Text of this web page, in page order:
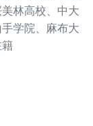
林高校、中大
学院、麻布大
籍